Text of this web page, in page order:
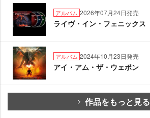
アルバム 2026年07月24日発売
ライヴ・イン・フェニックス
アルバム 2024年10月23日発売
アイ・アム・ザ・ウェポン
作品をもっと見る